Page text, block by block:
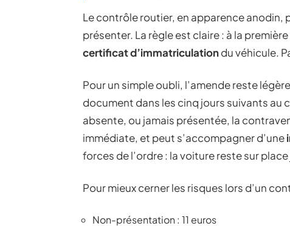
Le contrôle routier, en apparence anodin,
présenter. La règle est claire : à la
certificat d’immatriculationdu véhicule.
Pour un simple oubli, l’amende reste
document dans les cinq jours suivants au
absente, ou jamais présentée, la
immédiate, et peut s’accompagner d’une
forces de l’ordre : la voiture reste sur
Pour mieux cerner les risques lors d’un
Non-présentation : 11 euros